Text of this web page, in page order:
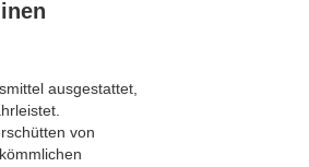
ausgestattet,
von